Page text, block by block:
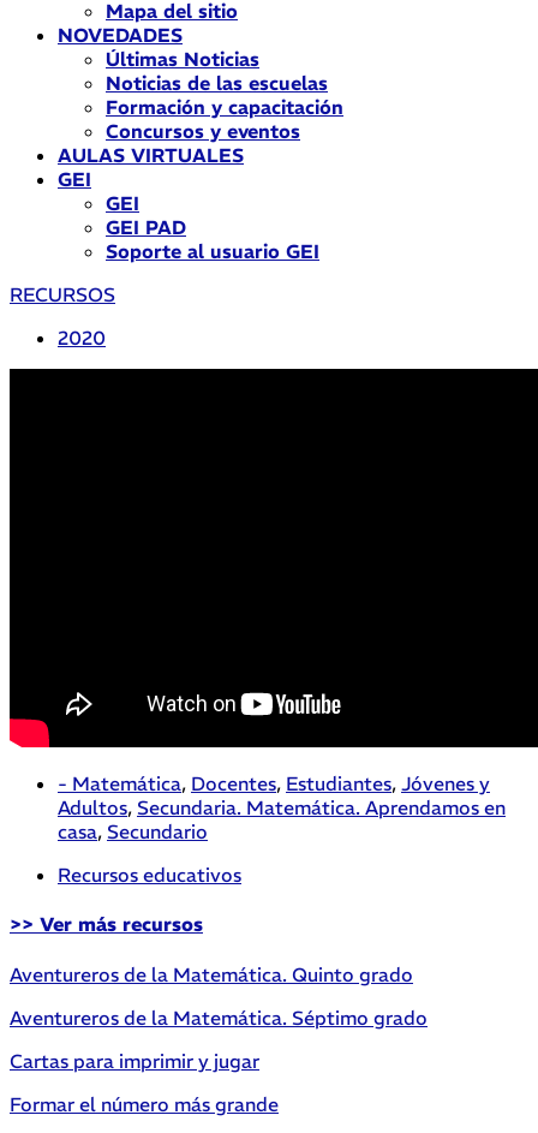
Mapa del sitio
NOVEDADES
Últimas Noticias
Noticias de las escuelas
Formación y capacitación
Concursos y eventos
AULAS VIRTUALES
GEI
GEI
GEI PAD
Soporte al usuario GEI
RECURSOS
2020
- Matemática, Docentes, Estudiantes, Jóvenes y
Adultos, Secundaria. Matemática. Aprendamos en
casa, Secundario
Recursos educativos
>> Ver más recursos
Aventureros de la Matemática. Quinto grado
Aventureros de la Matemática. Séptimo grado
Cartas para imprimir y jugar
Formar el número más grande